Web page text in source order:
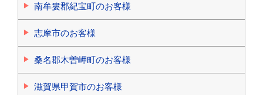
南牟婁郡紀宝町のお客様
志摩市のお客様
桑名郡木曽岬町のお客様
滋賀県甲賀市のお客様